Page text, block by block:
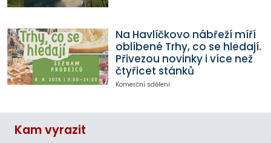
Na Havlíčkovo nábřeží míří
oblíbené Trhy, co se hledají.
Přivezou novinky i více než
čtyřicet stánků
Komerční sdělení
Kam vyrazit